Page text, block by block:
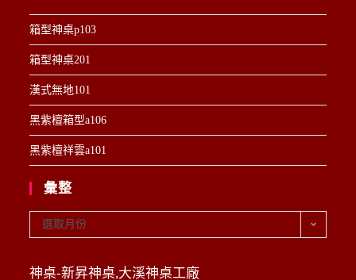
箱型神桌p103
箱型神桌201
漢式無地101
黑紫檀箱型a106
黑紫檀祥雲a101
彙整
整
選取月份
神桌-新昇神桌,大溪神桌工廠